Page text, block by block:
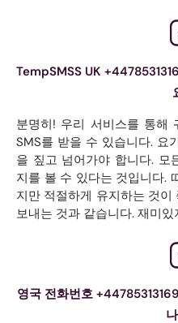
TempSMSS UK
분명히! 우리 서비스를 통해
SMS를 받을 수 있습니다. 요
을 짚고 넘어가야 합니다. 모
지를 볼 수 있다는 것입니다.
지만 적절하게 유지하는 것
보내는 것과 같습니다. 재미
영국 전화번호